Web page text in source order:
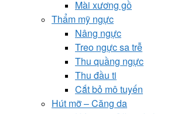
Mài xương gồ
Thẩm mỹ ngực
Nâng ngực
Treo ngực sa trễ
Thu quầng ngực
Thu đầu ti
Cắt bỏ mô tuyến
Hút mỡ – Căng da